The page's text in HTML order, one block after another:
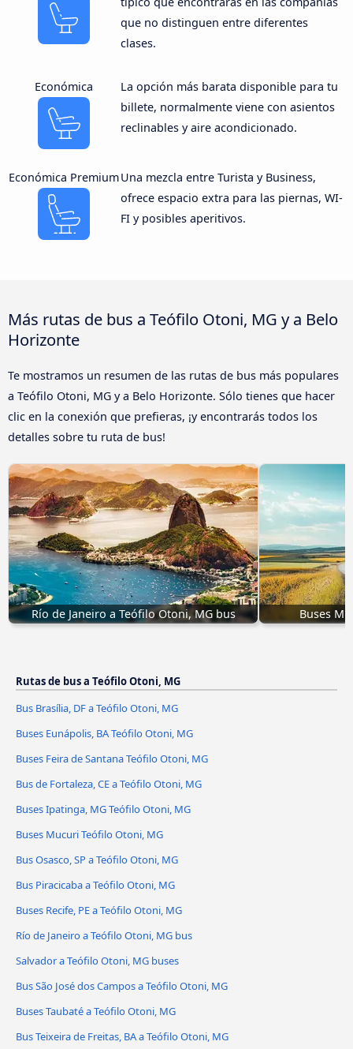
que no distinguen entre diferentes
clases.
Económica
La opción más barata disponible para tu
billete, normalmente viene con asientos
reclinables y aire acondicionado.
Económica PremiumUna mezcla entre Turista y Business,
ofrece espacio extra para las piernas, WI-
FI y posibles aperitivos.
Más rutas de bus a Teófilo Otoni, MG y a Belo
Horizonte
Te mostramos un resumen de las rutas de bus más populares
a Teófilo Otoni, MG y a Belo Horizonte. Sólo tienes que hacer
clic en la conexión que prefieras, ¡y encontrarás todos los
detalles sobre tu ruta de bus!
Río de Janeiro a Teófilo Otoni, MG bus Buses
Rutas de bus a Teófilo Otoni, MG
Bus Brasília, DF a Teófilo Otoni, MG
Buses Eunápolis, BA Teófilo Otoni, MG
Buses Feira de Santana Teófilo Otoni, MG
Bus de Fortaleza, CE a Teófilo Otoni, MG
Buses Ipatinga, MG Teófilo Otoni, MG
Buses Mucuri Teófilo Otoni, MG
Bus Osasco, SP a Teófilo Otoni, MG
Bus Piracicaba a Teófilo Otoni, MG
Buses Recife, PE a Teófilo Otoni, MG
Río de Janeiro a Teófilo Otoni, MG bus
Salvador a Teófilo Otoni, MG buses
Bus São José dos Campos a Teófilo Otoni, MG
Buses Taubaté a Teófilo Otoni, MG
Bus Teixeira de Freitas, BA a Teófilo Otoni, MG